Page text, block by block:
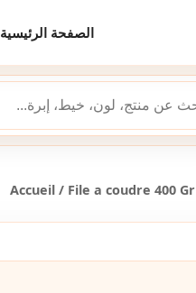
الصفحة الرئيسية
Accueil / File a coudre 400 Gr